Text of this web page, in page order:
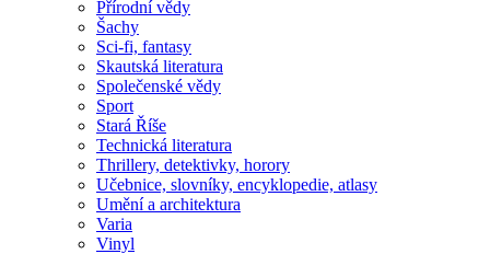
Přírodní vědy
Šachy
Sci-fi, fantasy
Skautská literatura
Společenské vědy
Sport
Stará Říše
Technická literatura
Thrillery, detektivky, horory
Učebnice, slovníky, encyklopedie, atlasy
Umění a architektura
Varia
Vinyl